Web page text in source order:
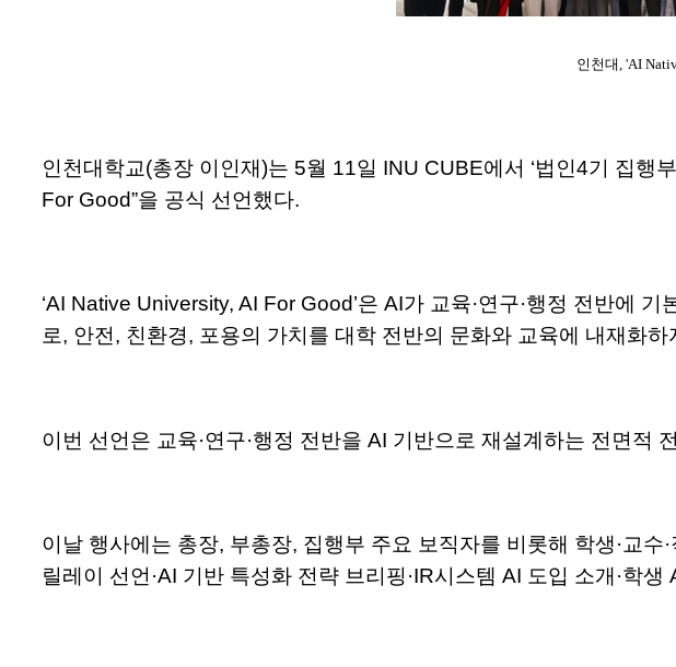
인천대, 'AI
인천대학교(총장 이인재)는 5월 11일 INU CUBE에서 ‘법인4기 집행
For Good”을 공식 선언했다.
‘AI Native University, AI For Good’은 AI가 교육·연구·행정 전반에
로, 안전, 친환경, 포용의 가치를 대학 전반의 문화와 교육에 내재화하
이번 선언은 교육·연구·행정 전반을 AI 기반으로 재설계하는 전면
이날 행사에는 총장, 부총장, 집행부 주요 보직자를 비롯해 학생·교
릴레이 선언·AI 기반 특성화 전략 브리핑·IR시스템 AI 도입 소개·학